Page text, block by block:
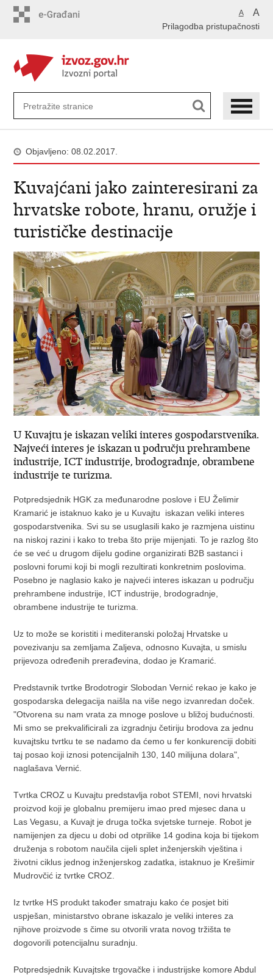
A A
Prilagodba pristupačnosti
Objavljeno: 08.02.2017.
Kuvajćani jako zainteresirani za
hrvatske robote, hranu, oružje i
turističke destinacije
U Kuvajtu je iskazan veliki interes gospodarstvenika.
Najveći interes je iskazan u području prehrambene
industrije, ICT industrije, brodogradnje, obrambene
industrije te turizma.
Potpredsjednik HGK za međunarodne poslove i EU Želimir
Kramarić je istaknuo kako je u Kuvajtu iskazan veliki interes
gospodarstvenika. Svi su se usuglasili kako je razmjena uistinu
na niskoj razini i kako to treba što prije mijenjati. To je razlog što
će se već u drugom dijelu godine organizirati B2B sastanci i
poslovni forumi koji bi mogli rezultirati konkretnim poslovima.
Posebno je naglasio kako je najveći interes iskazan u području
prehrambene industrije, ICT industrije, brodogradnje,
obrambene industrije te turizma.
Uz to može se koristiti i mediteranski položaj Hrvatske u
povezivanju sa zemljama Zaljeva, odnosno Kuvajta, u smislu
prijevoza određenih prerađevina, dodao je Kramarić.
Predstavnik tvrtke Brodotrogir Slobodan Vernić rekao je kako je
gospodarska delegacija naišla na više nego izvanredan doček.
"Otvorena su nam vrata za mnoge poslove u bližoj budućnosti.
Mi smo se prekvalificirali za izgradnju četiriju brodova za jednu
kuvajtsku tvrtku te se nadamo da ćemo u fer konkurenciji dobiti
taj posao koji iznosi potencijalnih 130, 140 milijuna dolara",
naglašava Vernić.
Tvrtka CROZ u Kuvajtu predstavlja robot STEMI, novi hrvatski
proizvod koji je globalnu premijeru imao pred mjesec dana u
Las Vegasu, a Kuvajt je druga točka svjetske turneje. Robot je
namijenjen za djecu u dobi od otprilike 14 godina koja bi tijekom
druženja s robotom naučila cijeli splet inženjerskih vještina i
životni ciklus jednog inženjerskog zadatka, istaknuo je Krešimir
Mudrovčić iz tvrtke CROZ.
Iz tvrtke HS produkt također smatraju kako će posjet biti
uspješan, ministarstvo obrane iskazalo je veliki interes za
njihove proizvode s čime su otvorili vrata novog tržišta te
dogovorili potencijalnu suradnju.
Potpredsjednik Kuvajtske trgovačke i industrijske komore Abdul